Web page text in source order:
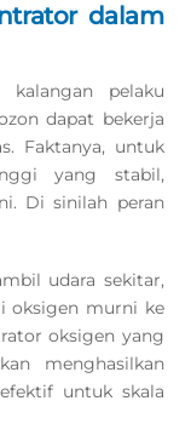
dalam
kalangan pelaku
dapat bekerja
Faktanya, untuk
yang stabil,
Di sinilah peran
udara sekitar,
oksigen murni ke
oksigen yang
menghasilkan
untuk skala